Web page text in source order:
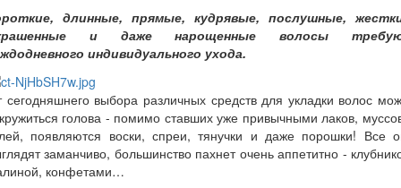
длинные, прямые, кудрявые, послушные,
и даже нарощенные волосы
индивидуального ухода.
сегодняшнего выбора различных средств для укладки волос
голова - помимо ставших уже привычными лаков,
появляются воски, спреи, тянучки и даже порошки! Все
заманчиво, большинство пахнет очень аппетитно -
конфетами…